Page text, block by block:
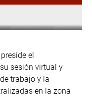
el
sesión virtual y
trabajo y la
en la zona